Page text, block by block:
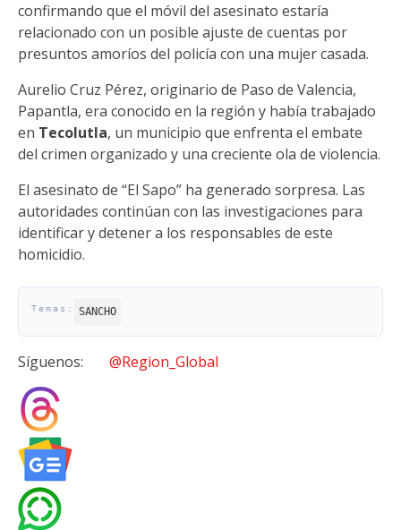
confirmando que el móvil del asesinato estaría
relacionado con un posible ajuste de cuentas por
presuntos amoríos del policía con una mujer casada.
Aurelio Cruz Pérez, originario de Paso de Valencia,
Papantla, era conocido en la región y había trabajado
en Tecolutla, un municipio que enfrenta el embate
del crimen organizado y una creciente ola de violencia.
El asesinato de “El Sapo” ha generado sorpresa. Las
autoridades continúan con las investigaciones para
identificar y detener a los responsables de este
homicidio.
SANCHO
Síguenos: @Region_Global